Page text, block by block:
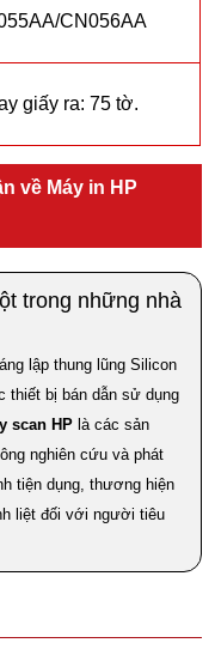
CN056AA
giấy ra: 75 tờ.
về Máy in HP
trong những nhà
lập thung lũng Silicon
thiết bị bán dẫn sử dụng
scan HP là các sản
nghiên cứu và phát
tiện dụng, thương hiện
liệt đối với người tiêu